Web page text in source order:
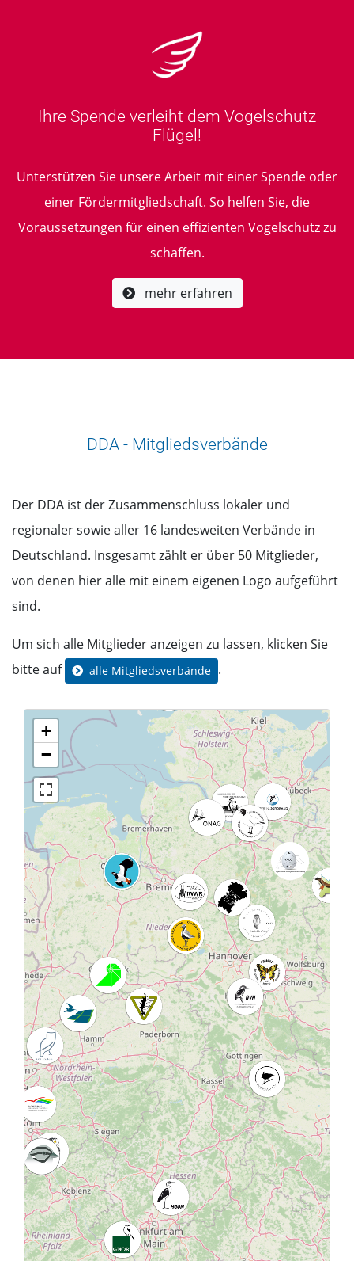
Ihre Spende verleiht dem Vogelschutz
Flügel!
Unterstützen Sie unsere Arbeit mit einer Spende oder
einer Fördermitgliedschaft. So helfen Sie, die
Voraussetzungen für einen effizienten Vogelschutz zu
schaffen.
mehr erfahren
DDA - Mitgliedsverbände
Der DDA ist der Zusammenschluss lokaler und
regionaler sowie aller 16 landesweiten Verbände in
Deutschland. Insgesamt zählt er über 50 Mitglieder,
von denen hier alle mit einem eigenen Logo aufgeführt
sind.
Um sich alle Mitglieder anzeigen zu lassen, klicken Sie
bitte auf
alle Mitgliedsverbände .
+
−